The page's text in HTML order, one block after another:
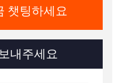
챗팅하세요
내주세요